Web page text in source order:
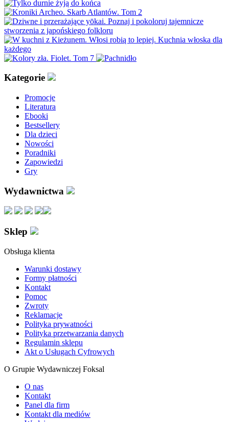
Kategorie
Promocje
Literatura
Ebooki
Bestsellery
Dla dzieci
Nowości
Poradniki
Zapowiedzi
Gry
Wydawnictwa
Sklep
Obsługa klienta
Warunki dostawy
Formy płatności
Kontakt
Pomoc
Zwroty
Reklamacje
Polityka prywatności
Polityka przetwarzania danych
Regulamin sklepu
Akt o Usługach Cyfrowych
O Grupie Wydawniczej Foksal
O nas
Kontakt
Panel dla firm
Kontakt dla mediów